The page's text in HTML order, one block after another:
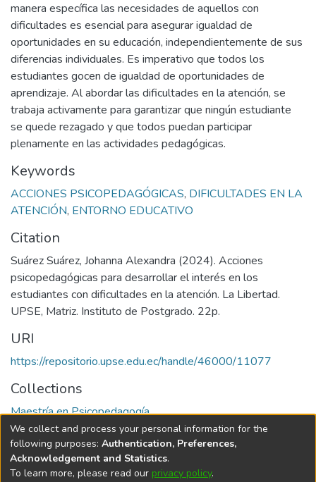
manera específica las necesidades de aquellos con
dificultades es esencial para asegurar igualdad de
oportunidades en su educación, independientemente de sus
diferencias individuales. Es imperativo que todos los
estudiantes gocen de igualdad de oportunidades de
aprendizaje. Al abordar las dificultades en la atención, se
trabaja activamente para garantizar que ningún estudiante
se quede rezagado y que todos puedan participar
plenamente en las actividades pedagógicas.
Keywords
ACCIONES PSICOPEDAGÓGICAS, DIFICULTADES EN LA
ATENCIÓN, ENTORNO EDUCATIVO
Citation
Suárez Suárez, Johanna Alexandra (2024). Acciones
psicopedagógicas para desarrollar el interés en los
estudiantes con dificultades en la atención. La Libertad.
UPSE, Matriz. Instituto de Postgrado. 22p.
URI
https://repositorio.upse.edu.ec/handle/46000/11077
Collections
Maestría en Psicopedagogía
Full item page
We collect and process your personal information for the
following purposes: Authentication, Preferences,
Acknowledgement and Statistics.
To learn more, please read our privacy policy.